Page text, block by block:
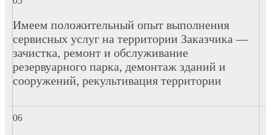
Имеем положительный опыт выполнения
сервисных услуг на территории Заказчика —
зачистка, ремонт и обслуживание
резервуарного парка, демонтаж зданий и
сооружений, рекультивация территории